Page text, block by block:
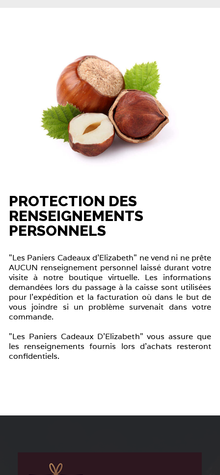
PROTECTION DES
RENSEIGNEMENTS
PERSONNELS
"Les Paniers Cadeaux d'Elizabeth" ne vend ni ne prête
AUCUN renseignement personnel laissé durant votre
visite à notre boutique virtuelle. Les informations
demandées lors du passage à la caisse sont utilisées
pour l'expédition et la facturation où dans le but de
vous joindre si un problème survenait dans votre
commande.
"Les Paniers Cadeaux D'Elizabeth" vous assure que
les renseignements fournis lors d'achats resteront
confidentiels.